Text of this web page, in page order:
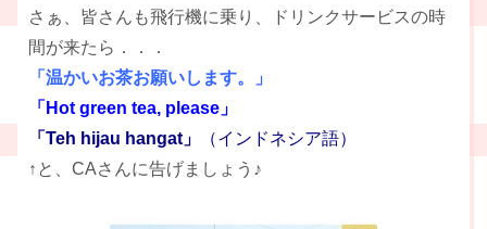
さぁ、皆さんも飛行機に乗り、ドリンクサービスの時
間が来たら．．．
「温かいお茶お願いします。」
「Hot green tea, please」
「Teh hijau hangat」
（インドネシア語）
↑と、CAさんに告げましょう♪